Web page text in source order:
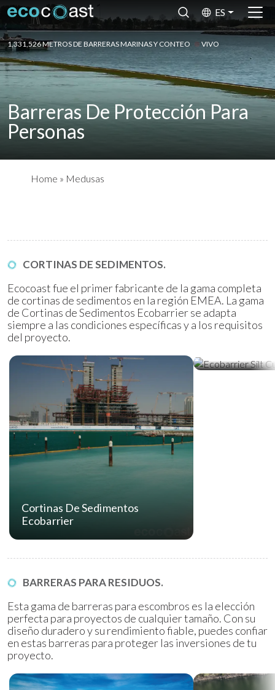
ES
1,331,526 METROS DE BARRERAS MARINAS Y CONTEO VIVO
Barreras De Protección Para
Personas
Home » Medusas
CORTINAS DE SEDIMENTOS.
Ecocoast fue el primer fabricante de la gama completa
de cortinas de sedimentos en la región EMEA. La gama
de Cortinas de Sedimentos Ecobarrier se adapta
siempre a las condiciones específicas y a los requisitos
del proyecto.
Cortinas De Sedimentos
Ecobarrier
BARRERAS PARA RESIDUOS.
Esta gama de barreras para escombros es la elección
perfecta para proyectos de cualquier tamaño. Con su
diseño duradero y su rendimiento fiable, puedes confiar
en estas barreras para proteger las inversiones de tu
proyecto.